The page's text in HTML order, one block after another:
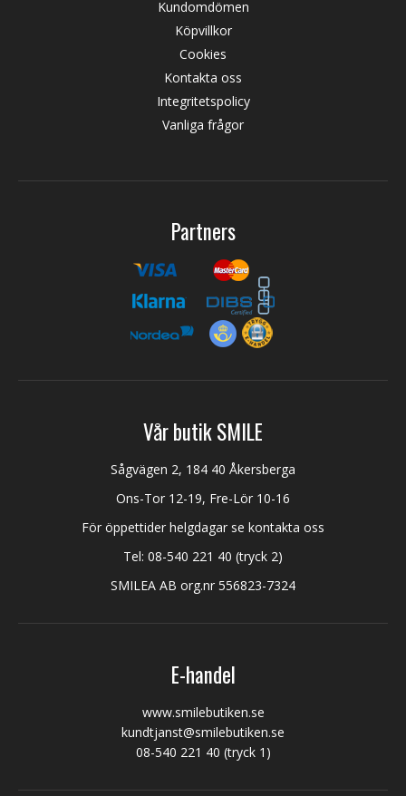
Kundomdömen
Köpvillkor
Cookies
Kontakta oss
Integritetspolicy
Vanliga frågor
Partners
Vår butik SMILE
Sågvägen 2, 184 40 Åkersberga
Ons-Tor 12-19, Fre-Lör 10-16
För öppettider helgdagar se kontakta oss
Tel: 08-540 221 40 (tryck 2)
SMILEA AB org.nr 556823-7324
E-handel
www.smilebutiken.se
kundtjanst@smilebutiken.se
08-540 221 40 (tryck 1)